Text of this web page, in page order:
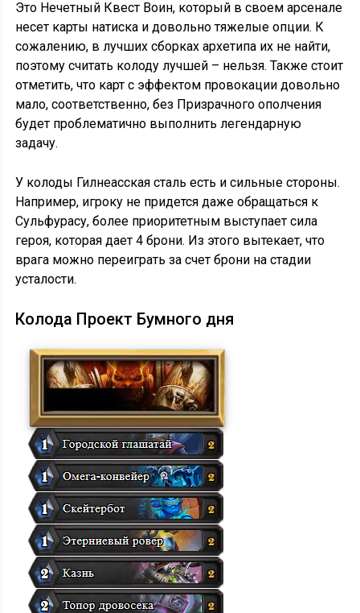
Это Нечетный Квест Воин, который в своем арсенале
несет карты натиска и довольно тяжелые опции. К
сожалению, в лучших сборках архетипа их не найти,
поэтому считать колоду лучшей – нельзя. Также стоит
отметить, что карт с эффектом провокации довольно
мало, соответственно, без Призрачного ополчения
будет проблематично выполнить легендарную
задачу.
У колоды Гилнеасская сталь есть и сильные стороны.
Например, игроку не придется даже обращаться к
Сульфурасу, более приоритетным выступает сила
героя, которая дает 4 брони. Из этого вытекает, что
врага можно переиграть за счет брони на стадии
усталости.
Колода Проект Бумного дня